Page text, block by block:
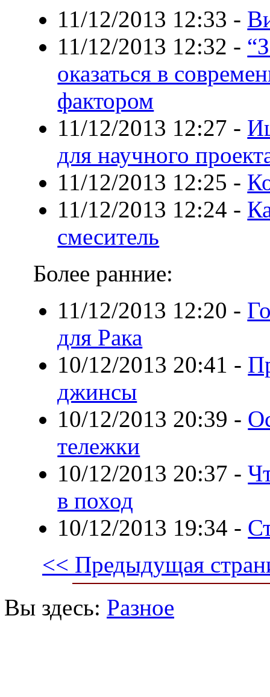
11/12/2013 12:33 -
11/12/2013 12:32 -
оказаться в
фактором
11/12/2013 12:27 -
для научного
11/12/2013 12:25 -
11/12/2013 12:24 -
смеситель
Более ранние:
11/12/2013 12:20 -
для Рака
10/12/2013 20:41 -
джинсы
10/12/2013 20:39 -
тележки
10/12/2013 20:37 -
в поход
10/12/2013 19:34 -
<< Предыдущая
Вы здесь: Разное